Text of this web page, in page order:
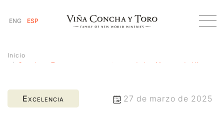
ENG ESP
Inicio
Concha y Toro es nuevamente una de las Marcas de Vino
Excelencia 27 de marzo de 2025